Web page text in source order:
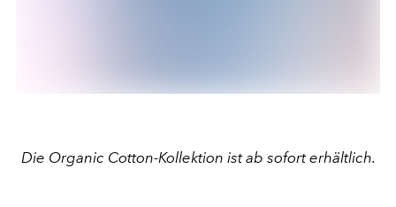
Die Organic Cotton-Kollektion ist ab sofort erhältlich.